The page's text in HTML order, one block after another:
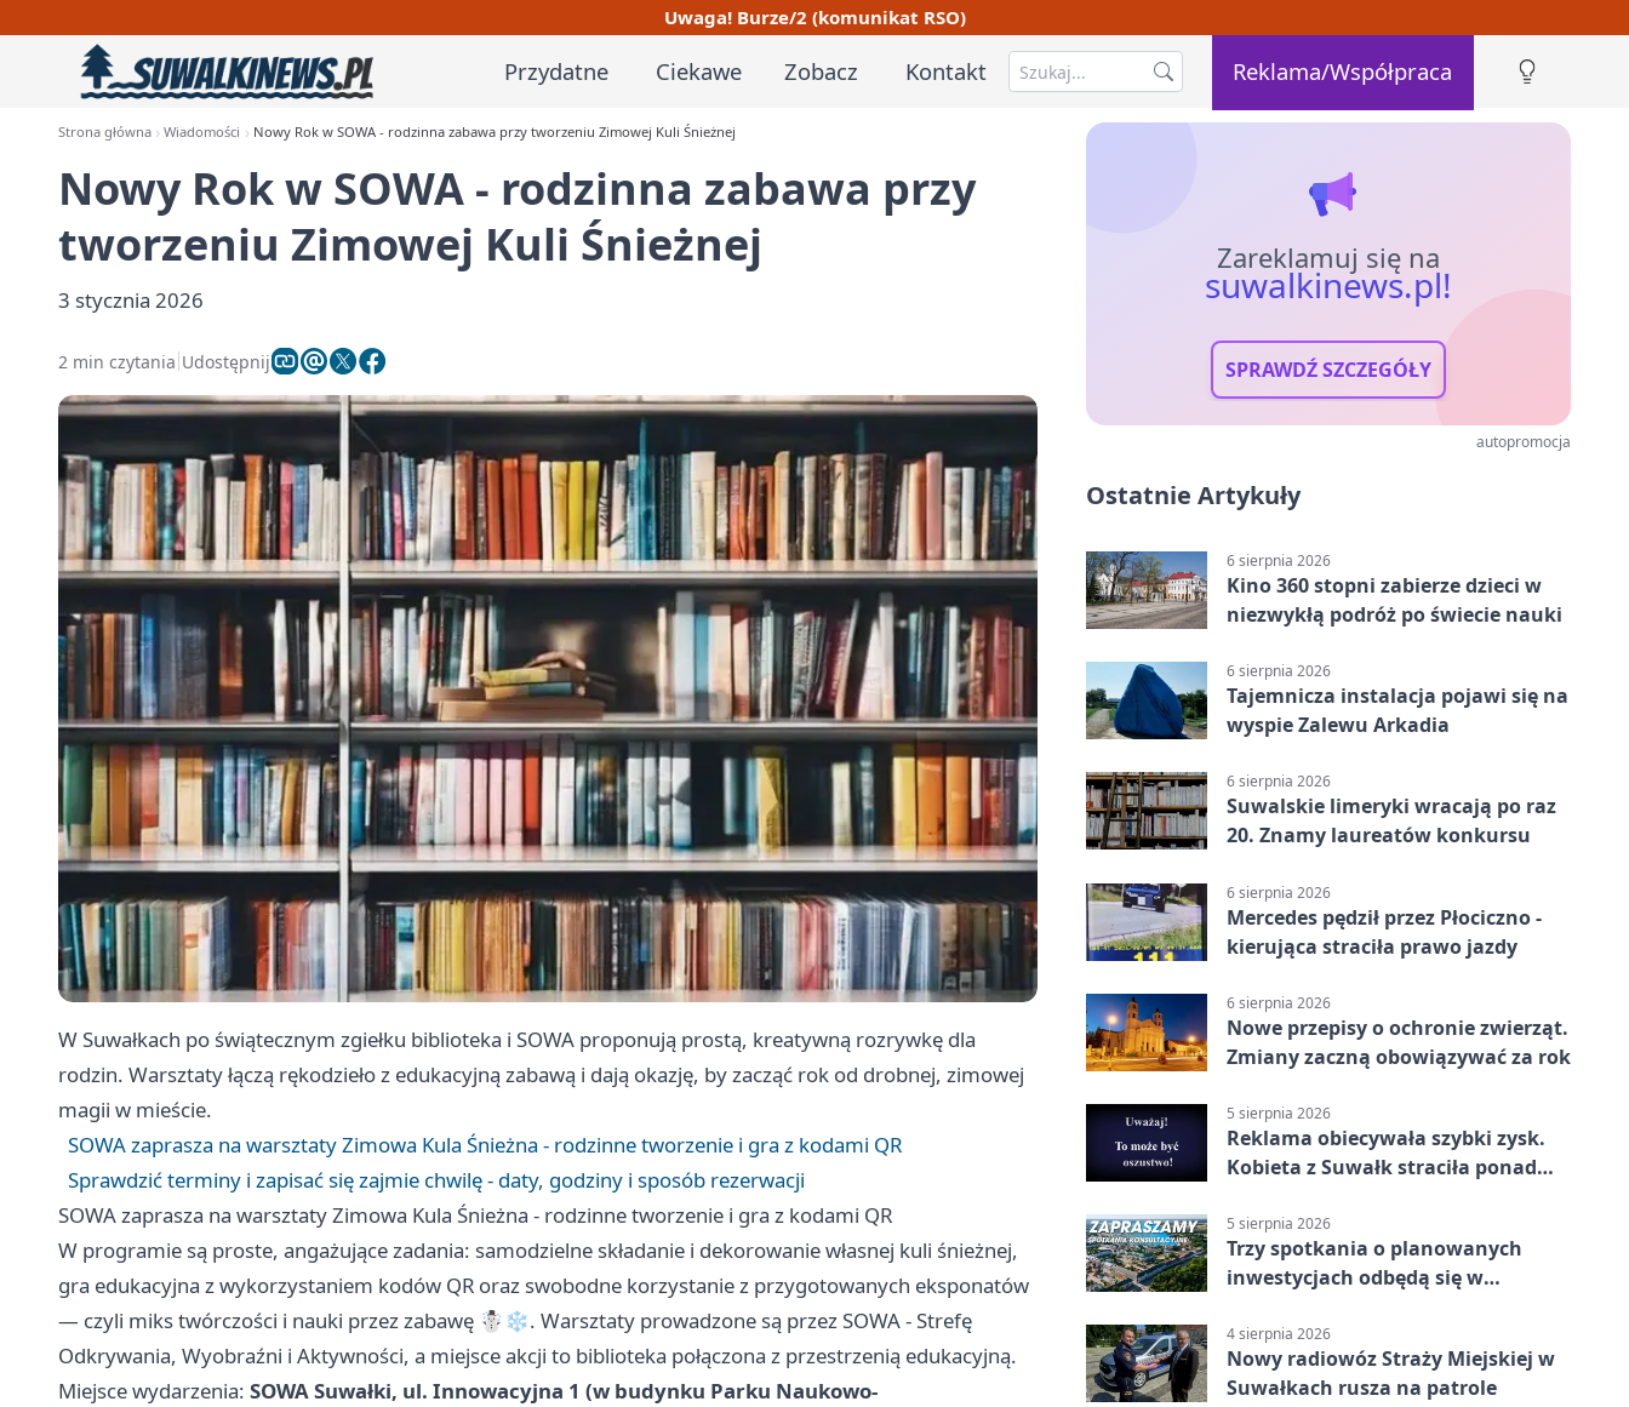
Uwaga! Burze/2 (komunikat RSO)
Przydatne Ciekawe Zobacz Kontakt Reklama/Współpraca
Strona główna Wiadomości Nowy Rok w SOWA - rodzinna zabawa przy tworzeniu Zimowej Kuli Śnieżnej
Nowy Rok w SOWA - rodzinna zabawa przy
tworzeniu Zimowej Kuli Śnieżnej
3 stycznia 2026
2 min czytania Udostępnij
W Suwałkach po świątecznym zgiełku biblioteka i SOWA proponują prostą, kreatywną rozrywkę dla
rodzin. Warsztaty łączą rękodzieło z edukacyjną zabawą i dają okazję, by zacząć rok od drobnej, zimowej
magii w mieście.
SOWA zaprasza na warsztaty Zimowa Kula Śnieżna - rodzinne tworzenie i gra z kodami QR
Sprawdzić terminy i zapisać się zajmie chwilę - daty, godziny i sposób rezerwacji
SOWA zaprasza na warsztaty Zimowa Kula Śnieżna - rodzinne tworzenie i gra z kodami QR
W programie są proste, angażujące zadania: samodzielne składanie i dekorowanie własnej kuli śnieżnej,
gra edukacyjna z wykorzystaniem kodów QR oraz swobodne korzystanie z przygotowanych eksponatów
— czyli miks twórczości i nauki przez zabawę ☃️❄️. Warsztaty prowadzone są przez SOWA - Strefę
Odkrywania, Wyobraźni i Aktywności, a miejsce akcji to biblioteka połączona z przestrzenią edukacyjną.
Miejsce wydarzenia: SOWA Suwałki, ul. Innowacyjna 1 (w budynku Parku Naukowo-
Zareklamuj się na
suwalkinews.pl!
SPRAWDŹ SZCZEGÓŁY
autopromocja
Ostatnie Artykuły
6 sierpnia 2026
Kino 360 stopni zabierze dzieci w
niezwykłą podróż po świecie nauki
6 sierpnia 2026
Tajemnicza instalacja pojawi się na
wyspie Zalewu Arkadia
6 sierpnia 2026
Suwalskie limeryki wracają po raz
20. Znamy laureatów konkursu
6 sierpnia 2026
Mercedes pędził przez Płociczno -
kierująca straciła prawo jazdy
6 sierpnia 2026
Nowe przepisy o ochronie zwierząt.
Zmiany zaczną obowiązywać za rok
5 sierpnia 2026
Reklama obiecywała szybki zysk.
Kobieta z Suwałk straciła ponad
5 sierpnia 2026
Trzy spotkania o planowanych
inwestycjach odbędą się w
4 sierpnia 2026
Nowy radiowóz Straży Miejskiej w
Suwałkach rusza na patrole